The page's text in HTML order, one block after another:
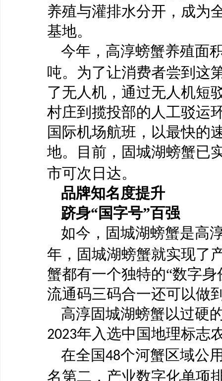
养殖与灌排水分开，成为
基地。
今年，高淳螃蟹养殖面
吨。为了让消费者尝到这
了无人机，通过无人机短
村庄到揽投部的人工驳运
国际机场航班，以最快的
地。目前，固城湖螃蟹已
市可次日达。
品牌知名度提升
跻身“国字号”百强
如今，固城湖螃蟹是高
年，固城湖螃蟹就实现了
蟹都有一个独特的“数字
流通码三码合一还可以做
高淳固城湖螃蟹以过硬
2023年入选中国地理标志
在全国48个河蟹区域公
名第二，产业数字化单项